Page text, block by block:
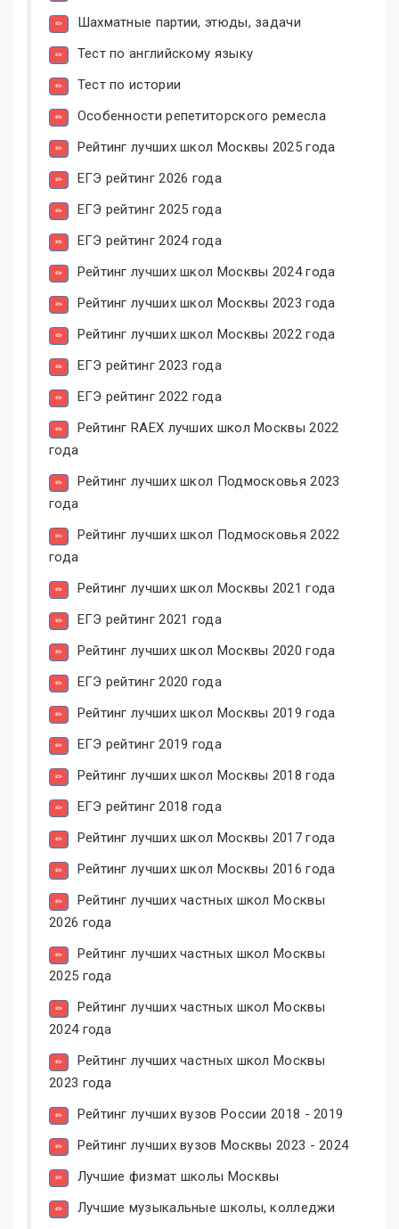
Шахматные партии, этюды, задачи
Тест по английскому языку
Тест по истории
Особенности репетиторского ремесла
Рейтинг лучших школ Москвы 2025 года
ЕГЭ рейтинг 2026 года
ЕГЭ рейтинг 2025 года
ЕГЭ рейтинг 2024 года
Рейтинг лучших школ Москвы 2024 года
Рейтинг лучших школ Москвы 2023 года
Рейтинг лучших школ Москвы 2022 года
ЕГЭ рейтинг 2023 года
ЕГЭ рейтинг 2022 года
Рейтинг RAEX лучших школ Москвы 2022
года
Рейтинг лучших школ Подмосковья 2023
года
Рейтинг лучших школ Подмосковья 2022
года
Рейтинг лучших школ Москвы 2021 года
ЕГЭ рейтинг 2021 года
Рейтинг лучших школ Москвы 2020 года
ЕГЭ рейтинг 2020 года
Рейтинг лучших школ Москвы 2019 года
ЕГЭ рейтинг 2019 года
Рейтинг лучших школ Москвы 2018 года
ЕГЭ рейтинг 2018 года
Рейтинг лучших школ Москвы 2017 года
Рейтинг лучших школ Москвы 2016 года
Рейтинг лучших частных школ Москвы
2026 года
Рейтинг лучших частных школ Москвы
2025 года
Рейтинг лучших частных школ Москвы
2024 года
Рейтинг лучших частных школ Москвы
2023 года
Рейтинг лучших вузов России 2018 - 2019
Рейтинг лучших вузов Москвы 2023 - 2024
Лучшие физмат школы Москвы
Лучшие музыкальные школы, колледжи